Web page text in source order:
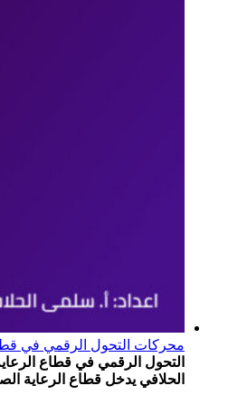
محركات التحول الرقمي في
التحول الرقمي في قطاع
الحلافي يدخل قطاع الرعاية